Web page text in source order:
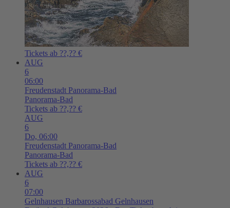
Tickets ab ??,?? €
AUG
6
06:00
Freudenstadt Panorama-Bad
Panorama-Bad
Tickets ab ??,?? €
AUG
6
Do, 06:00
Freudenstadt Panorama-Bad
Panorama-Bad
Tickets ab ??,?? €
AUG
6
07:00
Gelnhausen Barbarossabad Gelnhausen